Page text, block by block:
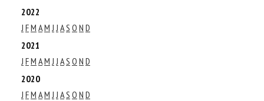
2022
J FM AM J J AS O N D
2021
J FM AM J J AS O N D
2020
J FM AM J J AS O N D